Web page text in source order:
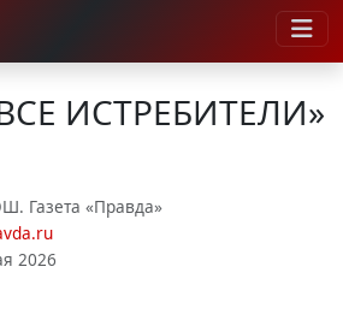
ИСТРЕБИТЕЛИ»
Газета «Правда»
2026